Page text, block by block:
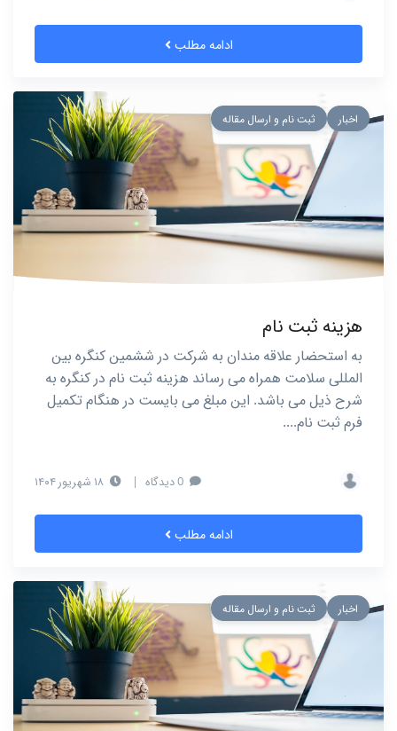
ادامه مطلب
اخبار ثبت نام و ارسال مقاله
هزینه ثبت نام
به استحضار علاقه مندان به شرکت در ششمین كنگره بین
المللی سلامت همراه می رساند هزینه ثبت نام در کنگره به
شرح ذیل می باشد. این مبلغ می بایست در هنگام تکمیل
فرم ثبت نام....
|
ادامه مطلب
اخبار ثبت نام و ارسال مقاله